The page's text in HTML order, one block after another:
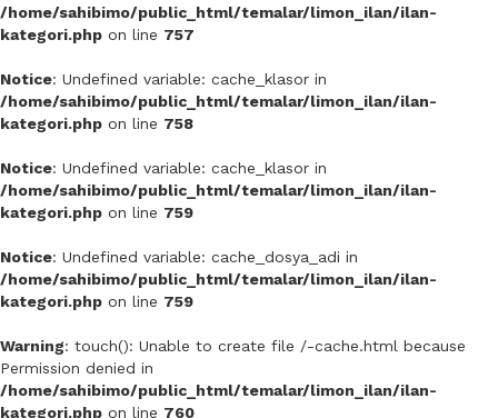
/home/sahibimo/public_html/temalar/limon_ilan/ilan-
kategori.php on line 757
Notice: Undefined variable: cache_klasor in
/home/sahibimo/public_html/temalar/limon_ilan/ilan-
kategori.php on line 758
Notice: Undefined variable: cache_klasor in
/home/sahibimo/public_html/temalar/limon_ilan/ilan-
kategori.php on line 759
Notice: Undefined variable: cache_dosya_adi in
/home/sahibimo/public_html/temalar/limon_ilan/ilan-
kategori.php on line 759
Warning: touch(): Unable to create file /-cache.html because
Permission denied in
/home/sahibimo/public_html/temalar/limon_ilan/ilan-
kategori.php on line 760